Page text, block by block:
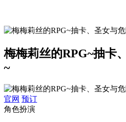
梅梅莉丝的RPG~抽卡
~
官网 预订
角色扮演